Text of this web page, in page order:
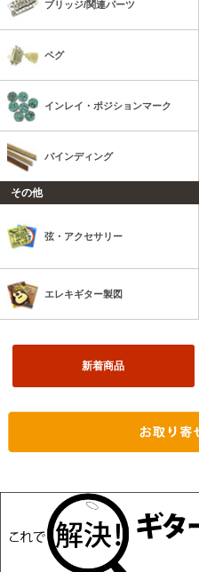
ブリッジ/関連パーツ
ペグ
インレイ・ポジションマーク
バインディング
その他
弦・アクセサリー
エレキギター製図
新着商品